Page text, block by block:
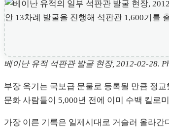
베이난 유적 석판관 발굴 현장, 2012-02-28.
부장 옥기는 국보급 문물로 등록될 만큼 정
문화 사람들이 5,000년 전에 이미 수백 킬로
가장 이른 기록은 일제시대로 거슬러 올라